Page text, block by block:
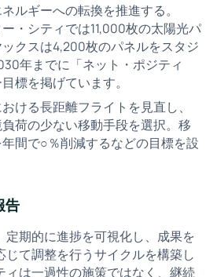
ルギーへの転換を推進する。
・シティでは11,000枚の太陽光パ
クスは4,200枚のパネルをスタジ
年までに「ネット・ポジティ
標を掲げています。
ける長距離フライトを見直し、
荷の少ない移動手段を選択。移
間で○％削減するなどの目標を設
告
定期的に進捗を可視化し、成果を
て調整を行うサイクルを構築し
ィは一過性の施策ではなく、継続